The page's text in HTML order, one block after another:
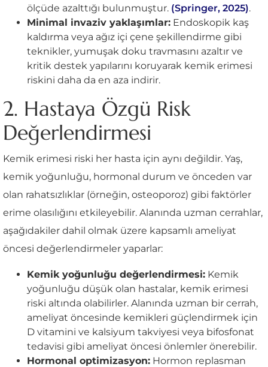
ölçüde azalttığı bulunmuştur. (Springer, 2025).
Minimal invaziv yaklaşımlar: Endoskopik kaş
kaldırma veya ağız içi çene şekillendirme gibi
teknikler, yumuşak doku travmasını azaltır ve
kritik destek yapılarını koruyarak kemik erimesi
riskini daha da en aza indirir.
2. Hastaya Özgü Risk
Değerlendirmesi
Kemik erimesi riski her hasta için aynı değildir. Yaş,
kemik yoğunluğu, hormonal durum ve önceden var
olan rahatsızlıklar (örneğin, osteoporoz) gibi faktörler
erime olasılığını etkileyebilir. Alanında uzman cerrahlar,
aşağıdakiler dahil olmak üzere kapsamlı ameliyat
öncesi değerlendirmeler yaparlar:
Kemik yoğunluğu değerlendirmesi: Kemik
yoğunluğu düşük olan hastalar, kemik erimesi
riski altında olabilirler. Alanında uzman bir cerrah,
ameliyat öncesinde kemikleri güçlendirmek için
D vitamini ve kalsiyum takviyesi veya bifosfonat
tedavisi gibi ameliyat öncesi önlemler önerebilir.
Hormonal optimizasyon: Hormon replasman